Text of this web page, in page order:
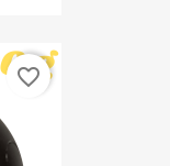
favorite_border